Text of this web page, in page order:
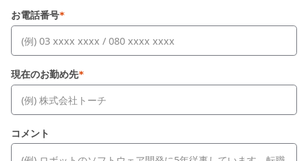
お電話番号*
現在のお勤め先*
コメント